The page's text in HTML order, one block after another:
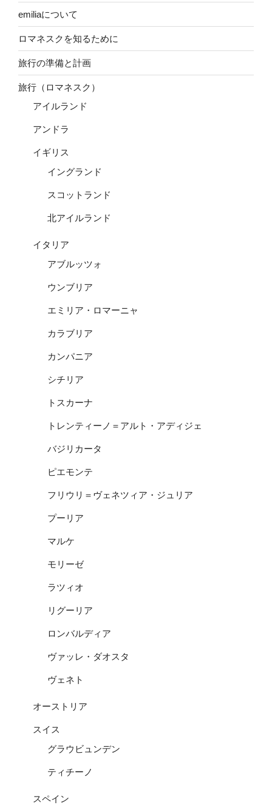
emiliaについて
ロマネスクを知るために
旅行の準備と計画
旅行（ロマネスク）
アイルランド
アンドラ
イギリス
イングランド
スコットランド
北アイルランド
イタリア
アブルッツォ
ウンブリア
エミリア・ロマーニャ
カラブリア
カンパニア
シチリア
トスカーナ
トレンティーノ＝アルト・アディジェ
バジリカータ
ピエモンテ
フリウリ＝ヴェネツィア・ジュリア
プーリア
マルケ
モリーゼ
ラツィオ
リグーリア
ロンバルディア
ヴァッレ・ダオスタ
ヴェネト
オーストリア
スイス
グラウビュンデン
ティチーノ
スペイン